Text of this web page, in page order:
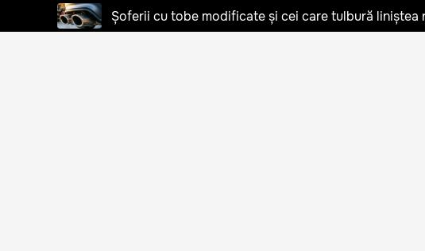
Șoferii cu tobe modificate și cei care tulbură liniștea